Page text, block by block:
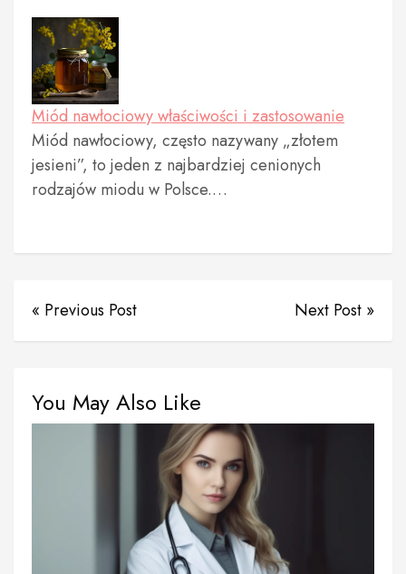
Miód nawłociowy właściwości i zastosowanie
Miód nawłociowy, często nazywany „złotem
jesieni”, to jeden z najbardziej cenionych
rodzajów miodu w Polsce.…
« Previous Post Next Post »
You May Also Like